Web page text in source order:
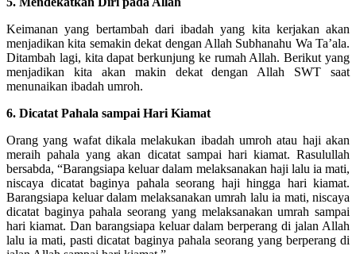
Keimanan yang bertambah dari ibadah yang kita kerjakan akan
menjadikan kita semakin dekat dengan Allah Subhanahu Wa Ta’ala.
Ditambah lagi, kita dapat berkunjung ke rumah Allah. Berikut yang
menjadikan kita akan makin dekat dengan Allah SWT saat
menunaikan ibadah umroh.
6. Dicatat Pahala sampai Hari Kiamat
Orang yang wafat dikala melakukan ibadah umroh atau haji akan
meraih pahala yang akan dicatat sampai hari kiamat. Rasulullah
bersabda, “Barangsiapa keluar dalam melaksanakan haji lalu ia mati,
niscaya dicatat baginya pahala seorang haji hingga hari kiamat.
Barangsiapa keluar dalam melaksanakan umrah lalu ia mati, niscaya
dicatat baginya pahala seorang yang melaksanakan umrah sampai
hari kiamat. Dan barangsiapa keluar dalam berperang di jalan Allah
lalu ia mati, pasti dicatat baginya pahala seorang yang berperang di